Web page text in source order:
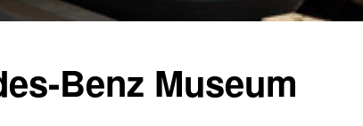
Benz Museum